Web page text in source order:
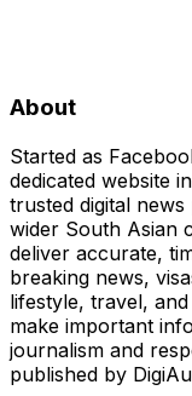
About
Started as
dedicated website
trusted digital
wider South Asian
deliver accurate,
breaking news,
lifestyle, travel,
make important
journalism and
published by